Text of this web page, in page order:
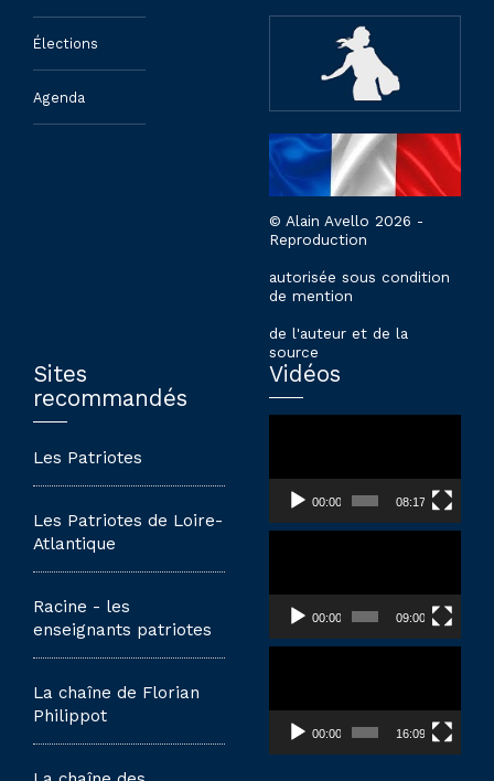
Élections
Agenda
© Alain Avello 2026 -
Reproduction
autorisée sous condition
de mention
de l'auteur et de la
source
Sites
recommandés
Les Patriotes
Les Patriotes de Loire-
Atlantique
Racine - les
enseignants patriotes
La chaîne de Florian
Philippot
Vidéos
00:00 08:17
00:00 09:00
00:00 16:09